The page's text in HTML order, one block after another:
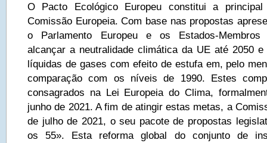
O Pacto Ecológico Europeu constitui a
Comissão Europeia. Com base nas propostas
o Parlamento Europeu e os Estados-Membros
alcançar a neutralidade climática da UE até 2050
líquidas de gases com efeito de estufa em, pelo
comparação com os níveis de 1990. Estes
consagrados na Lei Europeia do Clima,
junho de 2021. A fim de atingir estas metas, a
de julho de 2021, o seu pacote de propostas
os 55». Esta reforma global do conjunto de